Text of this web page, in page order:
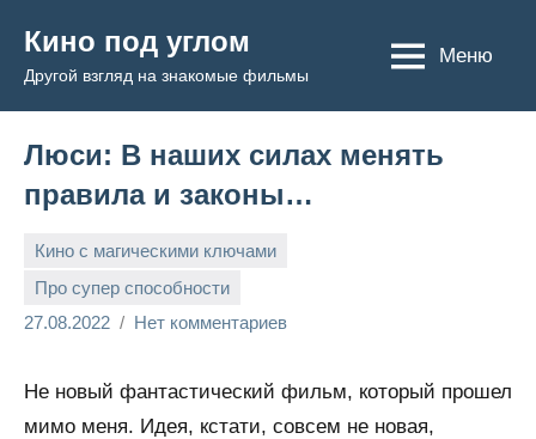
содержимому
Кино под углом
Другой взгляд на знакомые фильмы
Меню
Люси: В наших силах менять
правила и законы…
Кино с магическими ключами
Про супер способности
27.08.2022
Admin
Нет комментариев
Не новый фантастический фильм, который прошел
мимо меня. Идея, кстати, совсем не новая,